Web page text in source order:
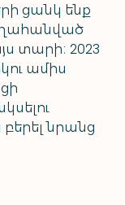
ցանկ ենք
տարի։ 2023
ամիս
նրանց